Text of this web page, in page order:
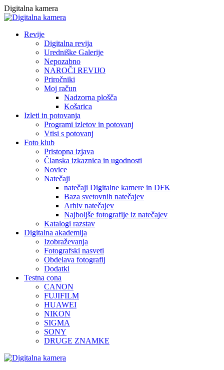
Skip
to
Digitalna kamera
Revije
Digitalna revija
Uredniške Galerije
Nepozabno
NAROČI REVIJO
Priročniki
Moj račun
Nadzorna plošča
Košarica
Izleti in potovanja
Programi izletov in potovanj
Vtisi s potovanj
Foto klub
Pristopna izjava
Članska izkaznica in ugodnosti
Novice
Natečaji
natečaji Digitalne kamere in DFK
Baza svetovnih natečajev
Arhiv natečajev
Najboljše fotografije iz natečajev
Katalogi razstav
Digitalna akademija
Izobraževanja
Fotografski nasveti
Obdelava fotografij
Dodatki
Testna cona
CANON
FUJIFILM
HUAWEI
NIKON
SIGMA
SONY
DRUGE ZNAMKE